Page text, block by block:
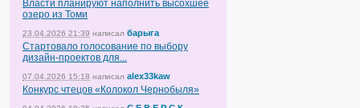
Власти планируют наполнить высохшее
озеро из Томи
23.04.2026 21:39 написал барыга
Стартовало голосование по выбору
дизайн-проектов для...
07.04.2026 15:18 написал alex33kaw
Конкурс чтецов «Колокол Чернобыля»